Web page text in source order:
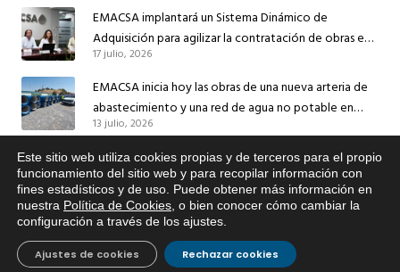
EMACSA implantará un Sistema Dinámico de
Adquisición para agilizar la contratación de obras en
sus redes e instalaciones
17 julio, 2026
EMACSA inicia hoy las obras de una nueva arteria de
abastecimiento y una red de agua no potable en
Ingeniero Ruiz de Azúa
13 julio, 2026
Caracterización ZA Córdoba Red Quemadas- 1ª Sem
2026
9 julio, 2026
Caracterización ZA Córdoba Red Carrera Caballo-1º
Sem 2026
9 julio, 2026
Este sitio web utiliza cookies propias y de terceros para el propio
funcionamiento del sitio web y para recopilar información con
fines estadísticos y de uso. Puede obtener más información en
nuestra Política de Cookies , o bien conocer cómo cambiar la
configuración a través de los ajustes
Rechazar cookies
Ajustes de cookies
Si tiene cualquier duda sobre
EMACSA, haga click abajo.